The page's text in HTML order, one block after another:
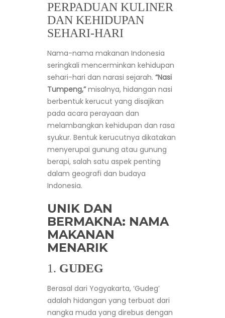
PERPADUAN KULINER
DAN KEHIDUPAN
SEHARI-HARI
Nama-nama makanan Indonesia
seringkali mencerminkan kehidupan
sehari-hari dan narasi sejarah. “Nasi
Tumpeng,”misalnya, hidangan nasi
berbentuk kerucut yang disajikan
pada acara perayaan dan
melambangkan kehidupan dan rasa
syukur. Bentuk kerucutnya dikatakan
menyerupai gunung atau gunung
berapi, salah satu aspek penting
dalam geografi dan budaya
Indonesia.
UNIK DAN
BERMAKNA: NAMA
MAKANAN
MENARIK
1. GUDEG
Berasal dari Yogyakarta, ‘Gudeg’
adalah hidangan yang terbuat dari
nangka muda yang direbus dengan